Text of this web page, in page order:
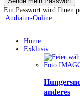
Ein Passwort wird Ihnen
Audiatur-Online
Home
Exklusiv
anderes